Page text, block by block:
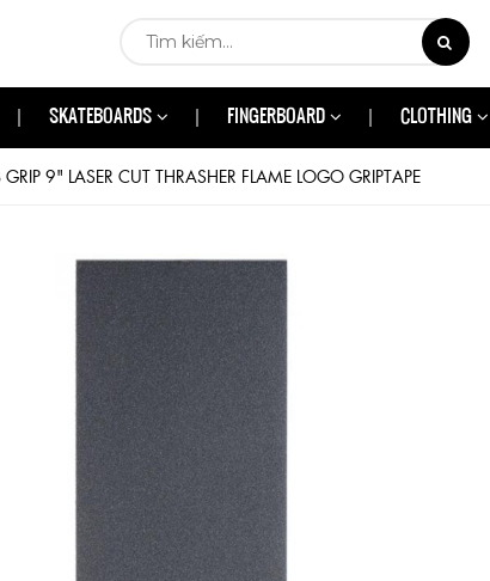
SKATEBOARDS FINGERBOARD CLOTHING
9" LASER CUT THRASHER FLAME LOGO GRIPTAPE